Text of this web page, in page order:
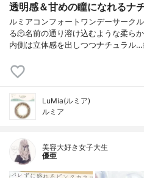
透明感＆甘めの瞳になれるナ
ルミアコンフォートワンデーサーク
る🫠名前の通り溶け込むような柔ら
内側は立体感を出しつつナチュラル…
LuMia(ルミア)
ルミア
美容大好き女子大生
優亜